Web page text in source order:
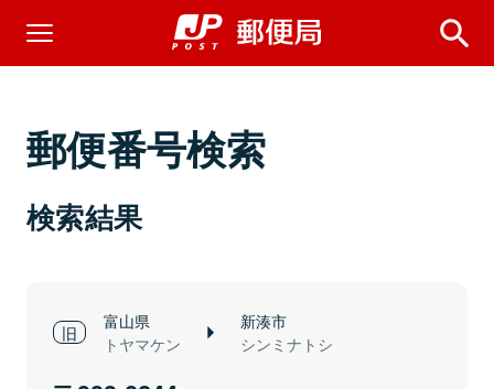
郵便番号検索
検索結果
富山県
トヤマケン
新湊市
シンミナトシ